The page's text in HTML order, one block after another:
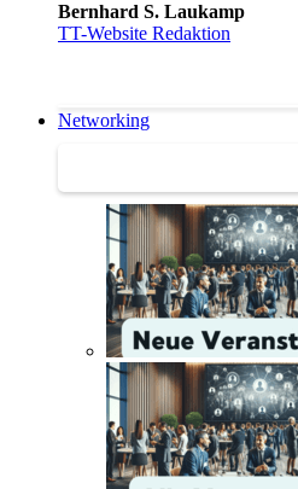
Bernhard S. Laukamp
TT-Website Redaktion
Networking